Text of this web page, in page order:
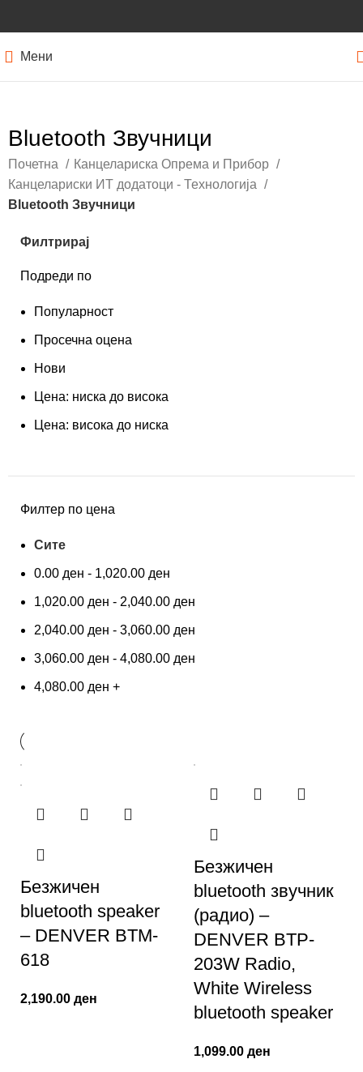
Мени
Bluetooth Звучници
Почетна
Канцелариска Опрема и Прибор
Канцелариски ИТ додатоци - Технологија
Bluetooth Звучници
Филтрирај
Подреди по
Популарност
Просечна оцена
Нови
Цена: ниска до висока
Цена: висока до ниска
Филтер по цена
Сите
0.00 ден - 1,020.00 ден
1,020.00 ден - 2,040.00 ден
2,040.00 ден - 3,060.00 ден
3,060.00 ден - 4,080.00 ден
4,080.00 ден +
Безжичен
bluetooth speaker
– DENVER BTM-
618
2,190.00 ден
Безжичен
bluetooth звучник
(радио) –
DENVER BTP-
203W Radio,
White Wireless
bluetooth speaker
1,099.00 ден